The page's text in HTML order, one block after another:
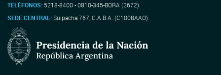
TELÉFONOS: 5218-8400 - 0810-345-BORA (2672)
SEDE CENTRAL:Suipacha 767, C.A.B.A. (C1008AAO)